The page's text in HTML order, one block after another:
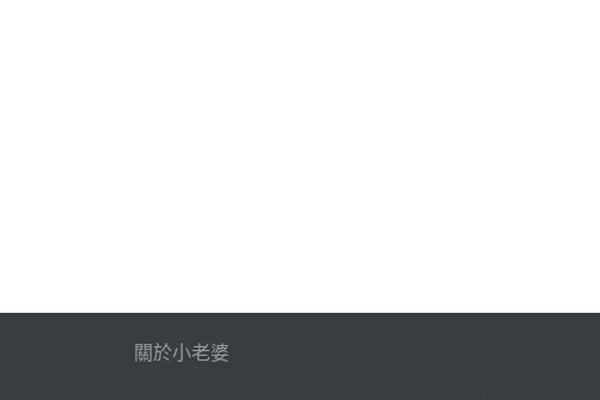
關於小老婆